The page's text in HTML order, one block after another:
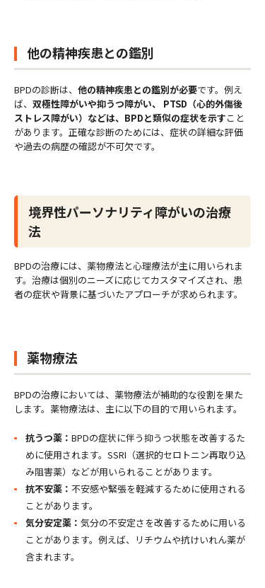
他の精神疾患との鑑別
BPDの診断は、 他の精神疾患との鑑別が必要です。例え
ば、 双極性障がいや抑うつ障がい、 PTSD（心的外傷後
ストレス障がい）などは、BPDと類似の症状を示すこと
があります。正確な診断のためには、症状の詳細な評価
や過去の病歴の確認が不可欠です。
境界性パーソナリティ障がいの治療
法
BPDの治療には、薬物療法と心理療法が主に用いられま
す。治療は個別のニーズに応じてカスタマイズされ、患
者の症状や背景に基づいたアプローチが求められます。
薬物療法
BPDの治療においては、薬物療法が補助的な役割を果た
します。薬物療法は、主に以下の目的で用いられます。
抗うつ薬： BPDの症状に伴う抑うつ状態を改善するた
めに使用されます。SSRI（選択的セロトニン再取り込
み阻害薬）などが用いられることがあります。
抗不安薬： 不安感や緊張を軽減するために使用される
ことがあります。
気分安定薬： 気分の不安定さを改善するために用いる
ことがあります。例えば、リチウムや抗けいれん薬が
含まれます。